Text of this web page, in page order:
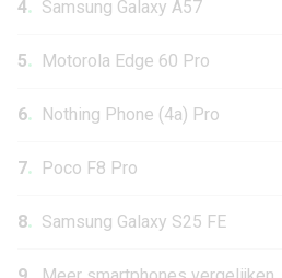
4. Samsung Galaxy A57
5. Motorola Edge 60 Pro
6. Nothing Phone (4a) Pro
7. Poco F8 Pro
8. Samsung Galaxy S25 FE